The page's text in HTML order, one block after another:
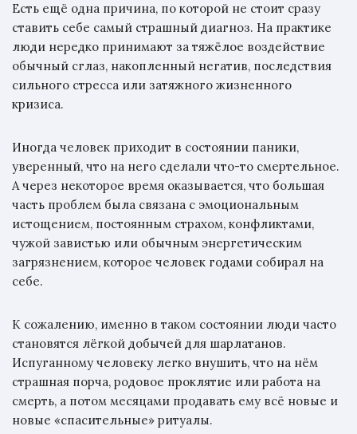
Есть ещё одна причина, по которой не стоит сразу
ставить себе самый страшный диагноз. На практике
люди нередко принимают за тяжёлое воздействие
обычный сглаз, накопленный негатив, последствия
сильного стресса или затяжного жизненного
кризиса.
Иногда человек приходит в состоянии паники,
уверенный, что на него сделали что-то смертельное.
А через некоторое время оказывается, что большая
часть проблем была связана с эмоциональным
истощением, постоянным страхом, конфликтами,
чужой завистью или обычным энергетическим
загрязнением, которое человек годами собирал на
себе.
К сожалению, именно в таком состоянии люди часто
становятся лёгкой добычей для шарлатанов.
Испуганному человеку легко внушить, что на нём
страшная порча, родовое проклятие или работа на
смерть, а потом месяцами продавать ему всё новые и
новые «спасительные» ритуалы.